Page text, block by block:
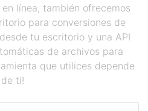
línea, también ofrecemos
para conversiones de
tu escritorio y una API
de archivos para
que utilices depende
de ti!